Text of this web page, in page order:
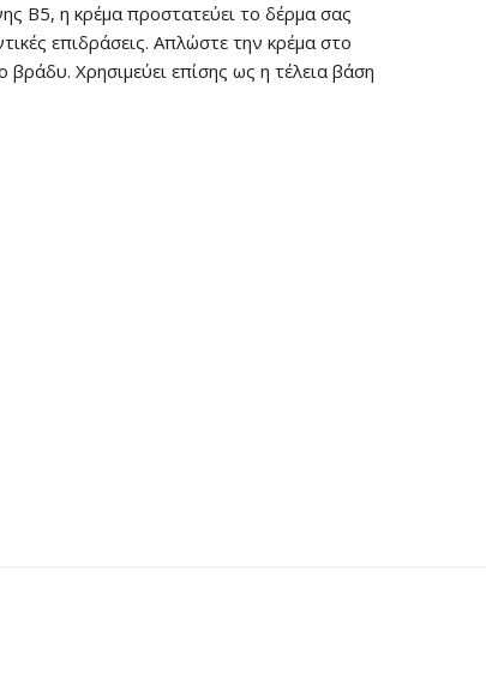
Β5, η κρέμα προστατεύει το δέρμα σας
επιδράσεις. Απλώστε την κρέμα στο
Χρησιμεύει επίσης ως η τέλεια βάση